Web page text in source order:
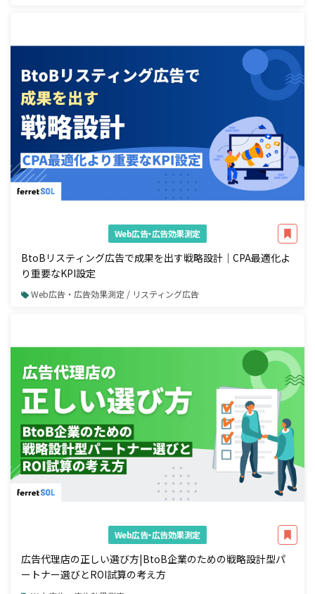
Web広告・広告効果測定
BtoBリスティング広告で成果を出す戦略設計｜CPA最適化よ
り重要なKPI設定
Web広告・広告効果測定 / リスティング広告
Web広告・広告効果測定
広告代理店の正しい選び方|BtoB企業のための戦略設計型パ
ートナー選びとROI試算の考え方